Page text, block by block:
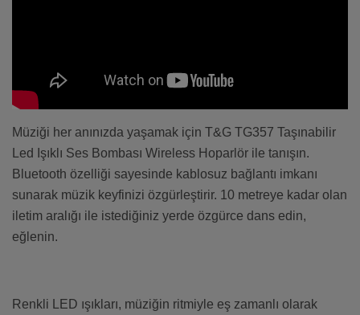
Müziği her anınızda yaşamak için T&G TG357 Taşınabilir
Led Işıklı Ses Bombası Wireless Hoparlör ile tanışın.
Bluetooth özelliği sayesinde kablosuz bağlantı imkanı
sunarak müzik keyfinizi özgürleştirir. 10 metreye kadar olan
iletim aralığı ile istediğiniz yerde özgürce dans edin,
eğlenin.
Renkli LED ışıkları, müziğin ritmiyle eş zamanlı olarak